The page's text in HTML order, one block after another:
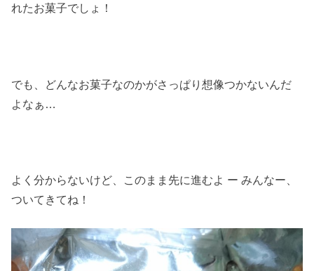
れたお菓子でしょ！
でも、どんなお菓子なのかがさっぱり想像つかないんだ
よなぁ…
よく分からないけど、このまま先に進むよ ー みんなー、
ついてきてね！